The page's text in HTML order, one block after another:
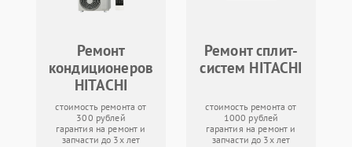
Ремонт
кондиционеров
HITACHI
стоимость ремонта от
300 рублей
гарантия на ремонт и
запчасти до 3х лет
Ремонт сплит-
систем HITACHI
стоимость ремонта от
1000 рублей
гарантия на ремонт и
запчасти до 3х лет